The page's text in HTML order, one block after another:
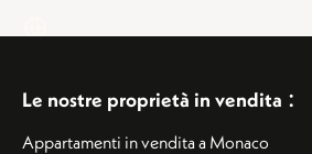
Le nostre proprietà in vendita :
Appartamenti in vendita a Monaco